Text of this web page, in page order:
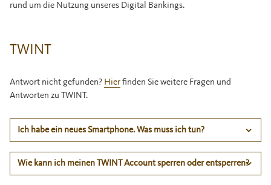
rund um die Nutzung unseres Digital Bankings.
TWINT
Antwort nicht gefunden? Hier finden Sie weitere Fragen und
Antworten zu TWINT.
Ich habe ein neues Smartphone. Was muss ich tun?
Wie kann ich meinen TWINT Account sperren oder entsperren?